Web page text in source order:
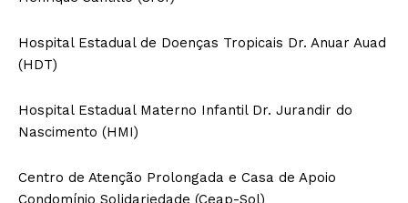
Hospital Estadual de Doenças Tropicais Dr. Anuar Auad
(HDT)
Hospital Estadual Materno Infantil Dr. Jurandir do
Nascimento (HMI)
Centro de Atenção Prolongada e Casa de Apoio
Condomínio Solidariedade (Ceap-Sol)